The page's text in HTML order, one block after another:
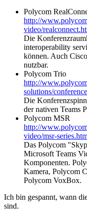
Polycom
http://
video/
Die
interoperability
können. Auch
nutzbar.
Polycom Trio
http://
solutions/
Die
der nativen Teams
Polycom MSR
http://
video/msr-
Das Polycom
Microsoft Teams
Komponenten.
Kamera, Polycom
Polycom VoxBox.
Ich bin gespannt, wann
sind.